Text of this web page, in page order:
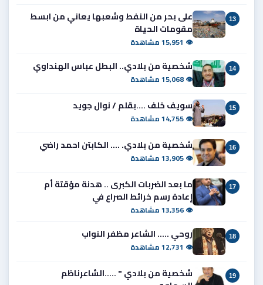
13
على بحر من النفط وشعبها يعاني من ابسط
مقومات الحياة
👁 15,951 مشاهدة
14 شخصية من بلادي.. البطل عباس الهنداوي
👁 15,068 مشاهدة
15 سويف خلف ....بقلم / نوال جويد
👁 14,755 مشاهدة
16 شخصية من بلادي. .... الكابتن احمد راضي
👁 13,905 مشاهدة
17
ما بعد الضربات الكبرى .. هدنة مؤقتة أم
إعادة رسم خرائط الصراع في
👁 13,356 مشاهدة
18 روحي ..... الشاعر مظفر النواب
👁 12,731 مشاهدة
19
شخصية من بلادي " .....الشاعرناظم